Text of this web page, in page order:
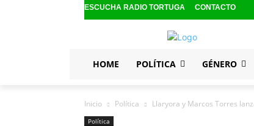
ESCUCHA RADIO TORTUGA CONTACTO
HOME POLÍTICA GÉNERO
Inicio Política Llaryora y Marcos Torres
Política